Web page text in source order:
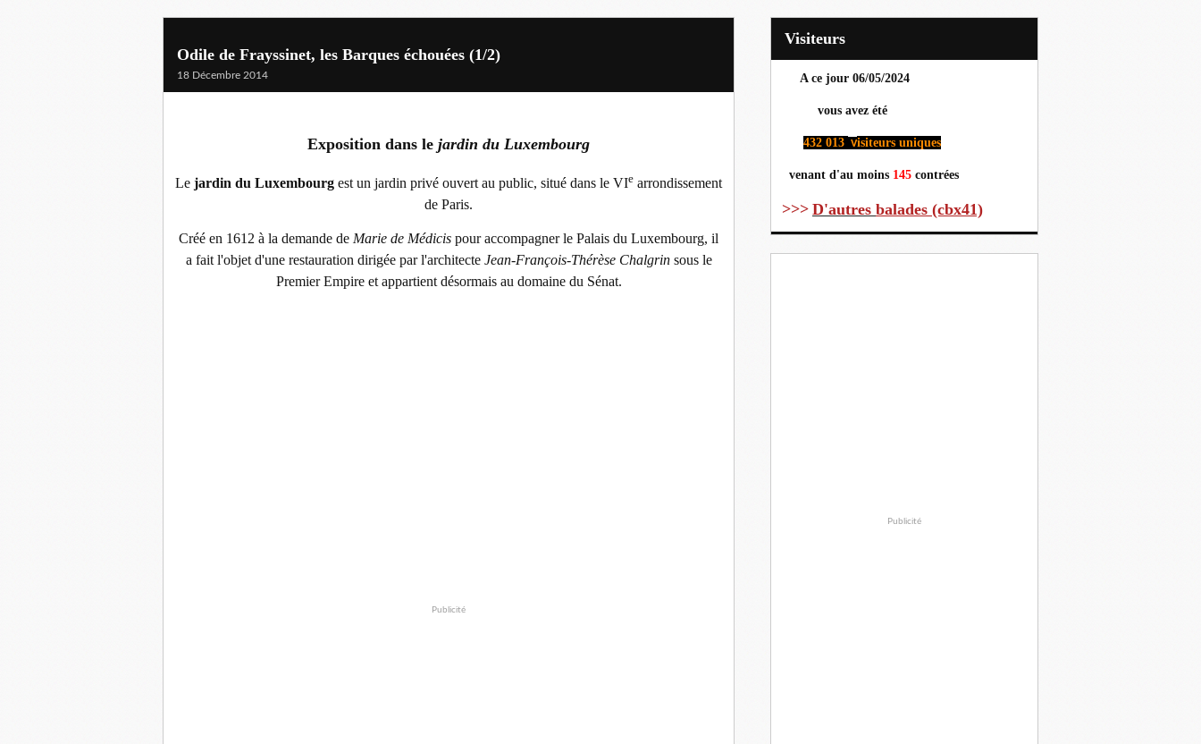
Odile de Frayssinet, les Barques échouées (1/2)
18 Décembre 2014
Exposition dans le jardin du Luxembourg
Le jardin du Luxembourg est un jardin privé ouvert au public, situé dans le VIe arrondissement
de Paris.
Créé en 1612 à la demande de Marie de Médicis pour accompagner le Palais du Luxembourg, il
a fait l'objet d'une restauration dirigée par l'architecte Jean-François-Thérèse Chalgrinsous le
Premier Empire et appartient désormais au domaine du Sénat.
Publicité
Visiteurs
A ce jour 06/05/2024
vous avez été
432 013 visiteurs uniques
venant d'au moins 145 contrées
>>> D'autres balades (cbx41)
Publicité